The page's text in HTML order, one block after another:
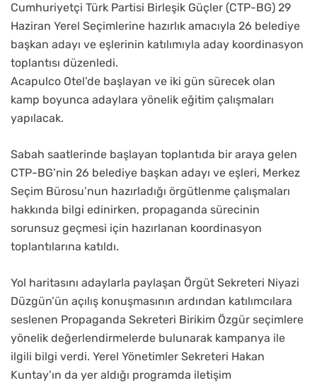
Cumhuriyetçi Türk Partisi Birleşik Güçler (CTP-BG) 29
Haziran Yerel Seçimlerine hazırlık amacıyla 26 belediye
başkan adayı ve eşlerinin katılımıyla aday koordinasyon
toplantısı düzenledi.
Acapulco Otel’de başlayan ve iki gün sürecek olan
kamp boyunca adaylara yönelik eğitim çalışmaları
yapılacak.
Sabah saatlerinde başlayan toplantıda bir araya gelen
CTP-BG’nin 26 belediye başkan adayı ve eşleri, Merkez
Seçim Bürosu’nun hazırladığı örgütlenme çalışmaları
hakkında bilgi edinirken, propaganda sürecinin
sorunsuz geçmesi için hazırlanan koordinasyon
toplantılarına katıldı.
Yol haritasını adaylarla paylaşan Örgüt Sekreteri Niyazi
Düzgün’ün açılış konuşmasının ardından katılımcılara
seslenen Propaganda Sekreteri Birikim Özgür seçimlere
yönelik değerlendirmelerde bulunarak kampanya ile
ilgili bilgi verdi. Yerel Yönetimler Sekreteri Hakan
Kuntay’ın da yer aldığı programda iletişim